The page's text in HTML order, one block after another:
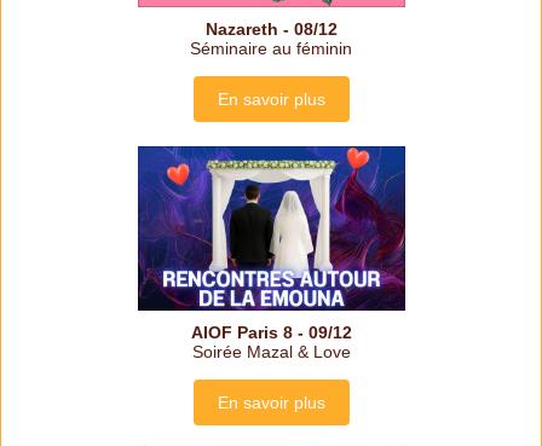
Nazareth - 08/12
Séminaire au féminin
En savoir plus
AIOF Paris 8 - 09/12
Soirée Mazal & Love
En savoir plus